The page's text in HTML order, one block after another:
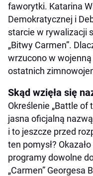
faworytki. Katarina
Demokratycznej i
starcie w rywalizacji
„Bitwy Carmen”.
wrzucono w
ostatnich
Skąd wzięła się
Określenie „Battle of
jasna oficjalną
i to jeszcze przed
ten pomysł?
programy dowolne
„Carmen” Georgesa